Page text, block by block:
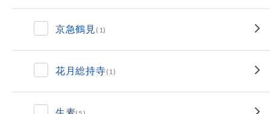
京急鶴見 (1)
花月総持寺(1)